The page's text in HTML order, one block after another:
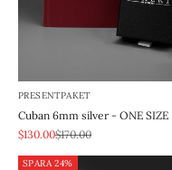
PRESENTPAKET
Cuban 6mm silver - ONE SIZE
REA-pris
$130.00Pris
$170.00
SPARA 24%